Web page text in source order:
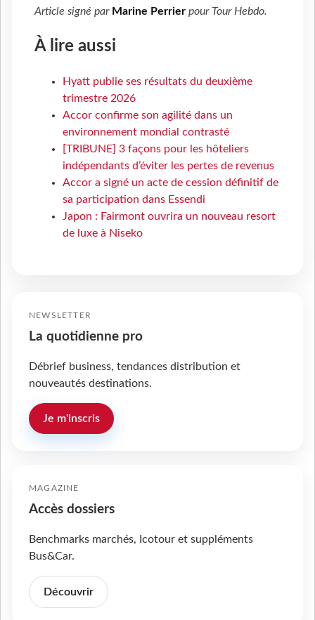
Article signé par Marine Perrier pour Tour Hebdo.
À lire aussi
Hyatt publie ses résultats du deuxième
trimestre 2026
Accor confirme son agilité dans un
environnement mondial contrasté
[TRIBUNE] 3 façons pour les hôteliers
indépendants d’éviter les pertes de revenus
Accor a signé un acte de cession définitif de
sa participation dans Essendi
Japon : Fairmont ouvrira un nouveau resort
de luxe à Niseko
NEWSLETTER
La quotidienne pro
Débrief business, tendances distribution et
nouveautés destinations.
Je m'inscris
MAGAZINE
Accès dossiers
Benchmarks marchés, Icotour et suppléments
Bus&Car.
Découvrir